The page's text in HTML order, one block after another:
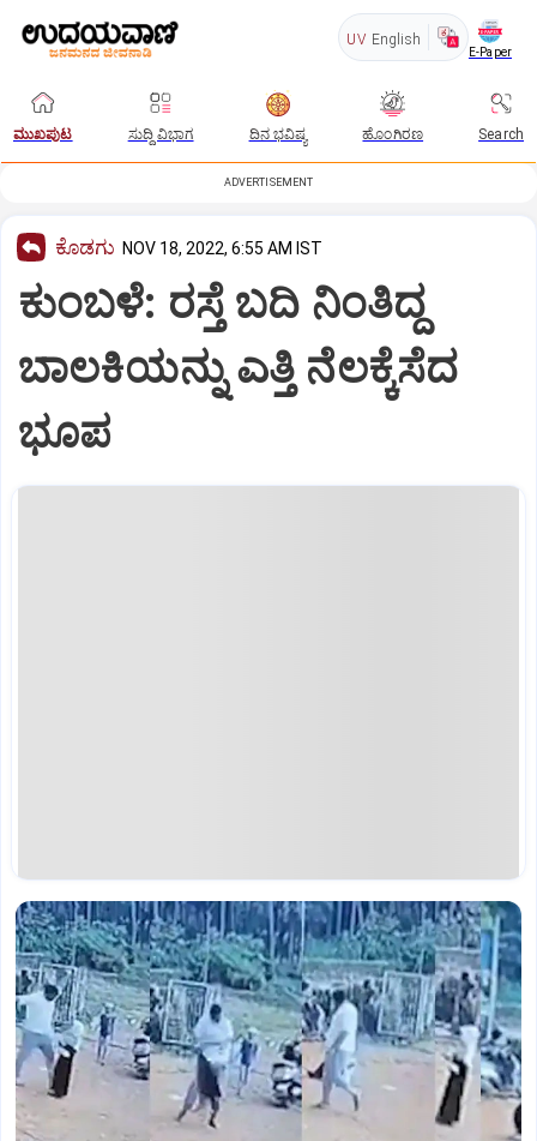
UV English
E-Paper
ಮುಖಪುಟ ಸುದ್ದಿ ವಿಭಾಗ ದಿನ ಭವಿಷ್ಯ ಹೊಂಗಿರಣ Search
ADVERTISEMENT
ಕೊಡಗು NOV 18, 2022, 6:55 AM IST
ಕುಂಬಳೆ: ರಸ್ತೆ ಬದಿ ನಿಂತಿದ್ದ
ಬಾಲಕಿಯನ್ನು ಎತ್ತಿ ನೆಲಕ್ಕೆಸೆದ
ಭೂಪ